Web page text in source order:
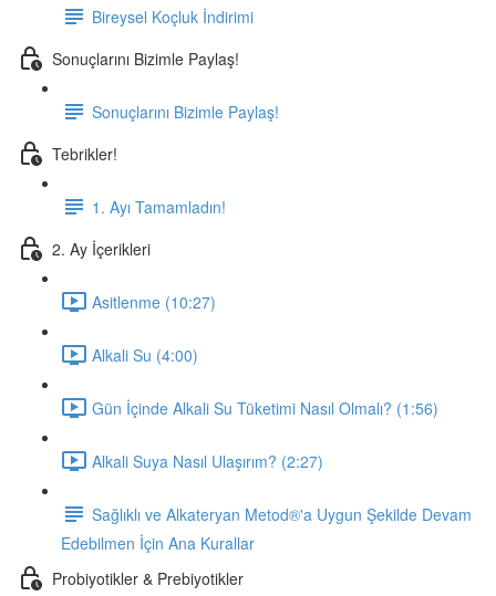
Bireysel Koçluk İndirimi
Sonuçlarını Bizimle Paylaş!
Sonuçlarını Bizimle Paylaş!
Tebrikler!
1. Ayı Tamamladın!
2. Ay İçerikleri
Asitlenme (10:27)
Alkali Su (4:00)
Gün İçinde Alkali Su Tüketimi Nasıl Olmalı? (1:56)
Alkali Suya Nasıl Ulaşırım? (2:27)
Sağlıklı ve Alkateryan Metod®'a Uygun Şekilde Devam
Edebilmen İçin Ana Kurallar
Probiyotikler & Prebiyotikler